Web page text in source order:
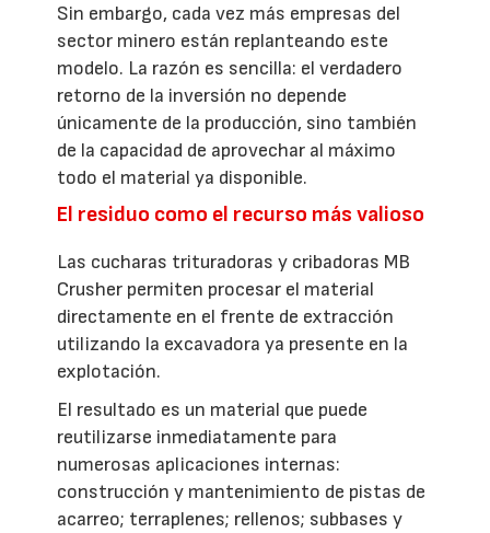
Sin embargo, cada vez más empresas del
sector minero están replanteando este
modelo. La razón es sencilla: el verdadero
retorno de la inversión no depende
únicamente de la producción, sino también
de la capacidad de aprovechar al máximo
todo el material ya disponible.
El residuo como el recurso más valioso
Las cucharas trituradoras y cribadoras MB
Crusher permiten procesar el material
directamente en el frente de extracción
utilizando la excavadora ya presente en la
explotación.
El resultado es un material que puede
reutilizarse inmediatamente para
numerosas aplicaciones internas:
construcción y mantenimiento de pistas de
acarreo; terraplenes; rellenos; subbases y